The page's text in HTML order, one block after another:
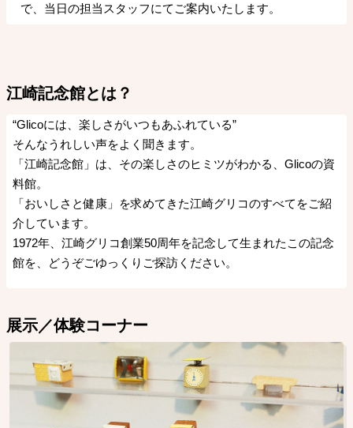
で、当日の担当スタッフにてご案内いたします。
江崎記念館とは？
“Glicoには、楽しさがいつもあふれている”
そんなうれしい声をよく聞きます。
「江崎記念館」は、その楽しさのヒミツがわかる、Glicoの資
料館。
「おいしさと健康」を求めてきた江崎グリコのすべてをご紹
介しています。
1972年、江崎グリコ創業50周年を記念して生まれたこの記念
館を、どうぞごゆっくりご探訪ください。
展示／体験コーナー